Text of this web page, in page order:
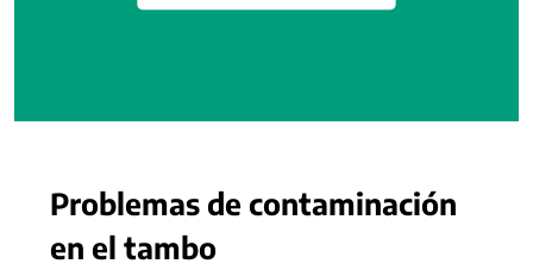
Problemas de contaminación
en el tambo